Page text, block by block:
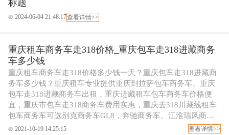
标题
2024-06-04 21:48:17查看详情>>
重庆租车商务车走318价格_重庆包车走318进藏商务
车多少钱
重庆租车商务车走318价格多少钱一天？重庆包车走318进藏商
务车多少钱？重庆租车专业提供重庆到拉萨包车商务车、重庆
包车走318进藏商务车出租，重庆进藏租车包车商务车价格便
宜，重庆市包车走318商务车费用实惠，重庆去318川藏线租车
包车商务车可选别克商务车GL8，奔驰商务车、江淮瑞风商
务、丰田考斯特商务包车等，可配专职代驾司机，欢迎拨打重
2021-10-19 14:25:15 查看详情>>